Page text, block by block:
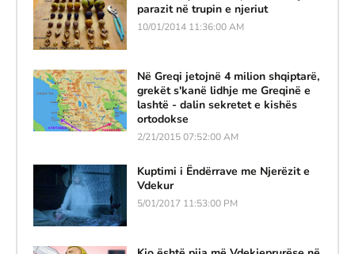
parazit në trupin e njeriut
10/01/2014 11:36:00 AM
Në Greqi jetojnë 4 milion shqiptarë,
grekët s'kanë lidhje me Greqinë e
lashtë - dalin sekretet e kishës
ortodokse
2/21/2015 07:52:00 AM
Kuptimi i Ëndërrave me Njerëzit e
Vdekur
5/01/2017 11:53:00 PM